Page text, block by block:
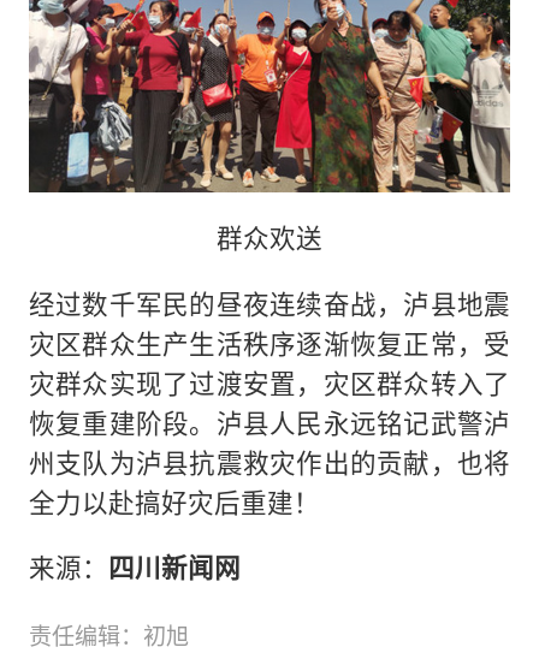
群众欢送
经过数千军民的昼夜连续奋战，泸县地震
灾区群众生产生活秩序逐渐恢复正常，受
灾群众实现了过渡安置，灾区群众转入了
恢复重建阶段。泸县人民永远铭记武警泸
州支队为泸县抗震救灾作出的贡献，也将
全力以赴搞好灾后重建！
来源： 四川新闻网
责任编辑：初旭